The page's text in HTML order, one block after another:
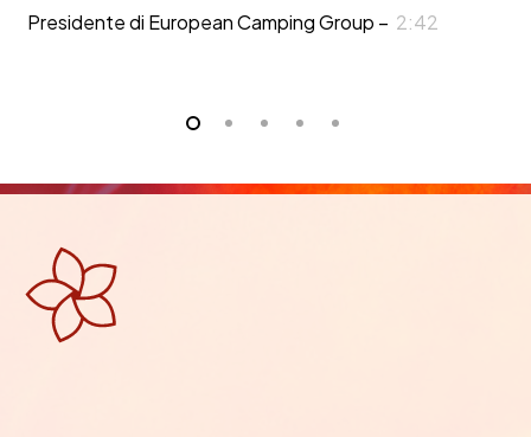
Presidente di European Camping Group – 2:42